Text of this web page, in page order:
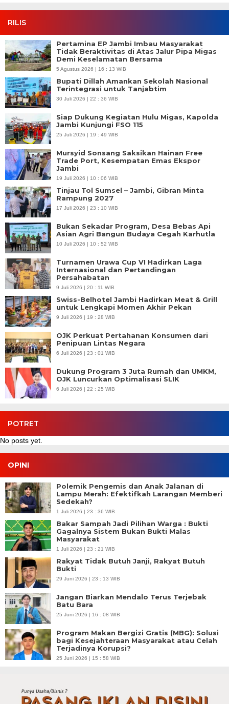
RILIS
Pertamina EP Jambi Imbau Masyarakat
Tidak Beraktivitas di Atas Jalur Pipa Migas
Demi Keselamatan Bersama
5 Agustus 2026 | 16 : 13 WIB
Bupati Dillah Amankan Sekolah Nasional
Terintegrasi untuk Tanjabtim
30 Juli 2026 | 22 : 36 WIB
Siap Dukung Kegiatan Hulu Migas, Kapolda
Jambi Kunjungi FSO 115
25 Juli 2026 | 19 : 49 WIB
Mursyid Sonsang Saksikan Hainan Free
Trade Port, Kesempatan Emas Ekspor
Jambi
19 Juli 2026 | 10 : 06 WIB
Tinjau Tol Sumsel – Jambi, Gibran Minta
Rampung 2027
17 Juli 2026 | 23 : 10 WIB
Bukan Sekadar Program, Desa Bebas Api
Asian Agri Bangun Budaya Cegah Karhutla
10 Juli 2026 | 10 : 52 WIB
Turnamen Urawa Cup VI Hadirkan Laga
Internasional dan Pertandingan
Persahabatan
9 Juli 2026 | 20 : 11 WIB
Swiss-Belhotel Jambi Hadirkan Meat & Grill
untuk Lengkapi Momen Akhir Pekan
9 Juli 2026 | 19 : 28 WIB
OJK Perkuat Pertahanan Konsumen dari
Penipuan Lintas Negara
6 Juli 2026 | 23 : 01 WIB
Dukung Program 3 Juta Rumah dan UMKM,
OJK Luncurkan Optimalisasi SLIK
6 Juli 2026 | 22 : 25 WIB
POTRET
No posts yet.
OPINI
Polemik Pengemis dan Anak Jalanan di
Lampu Merah: Efektifkah Larangan Memberi
Sedekah?
1 Juli 2026 | 23 : 36 WIB
Bakar Sampah Jadi Pilihan Warga : Bukti
Gagalnya Sistem Bukan Bukti Malas
Masyarakat
1 Juli 2026 | 23 : 21 WIB
Rakyat Tidak Butuh Janji, Rakyat Butuh
Bukti
29 Juni 2026 | 23 : 13 WIB
Jangan Biarkan Mendalo Terus Terjebak
Batu Bara
25 Juni 2026 | 16 : 08 WIB
Program Makan Bergizi Gratis (MBG): Solusi
bagi Kesejahteraan Masyarakat atau Celah
Terjadinya Korupsi?
25 Juni 2026 | 15 : 58 WIB